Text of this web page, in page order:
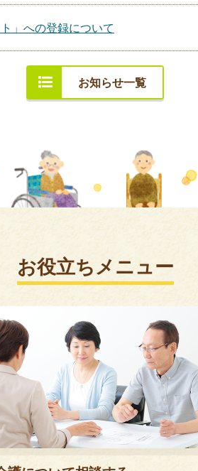
」への登録について
お知らせ一覧
お役立ちメニュー